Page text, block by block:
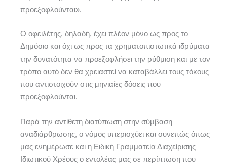
προεξοφλούνται».
Ο οφειλέτης, δηλαδή, έχει πλέον μόνο ως προς το
Δημόσιο και όχι ως προς τα χρηματοπιστωτικά ιδρύματα
την δυνατότητα να προεξοφλήσει την ρύθμιση και με τον
τρόπο αυτό δεν θα χρειαστεί να καταβάλλει τους τόκους
που αντιστοιχούν στις μηνιαίες δόσεις που
προεξοφλούνται.
Παρά την αντίθετη διατύπωση στην σύμβαση
αναδιάρθρωσης, ο νόμος υπερισχύει και συνεπώς όπως
μας ενημέρωσε και η Ειδική Γραμματεία Διαχείρισης
Ιδιωτικού Χρέους ο εντολέας μας σε περίπτωση που